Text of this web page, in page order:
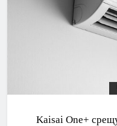
Kaisai One+